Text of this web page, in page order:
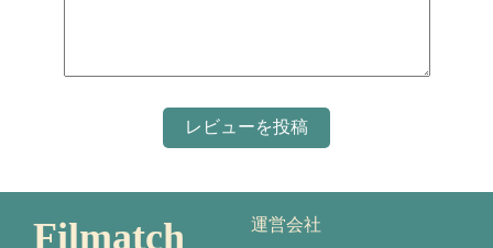
Filmatch 運営会社